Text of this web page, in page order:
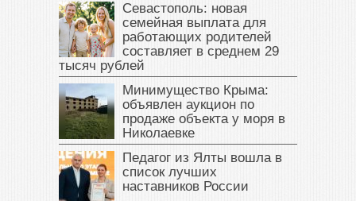
Севастополь: новая
семейная выплата для
работающих родителей
составляет в среднем 29
тысяч рублей
Минимущество Крыма:
объявлен аукцион по
продаже объекта у моря в
Николаевке
Педагог из Ялты вошла в
список лучших
наставников России